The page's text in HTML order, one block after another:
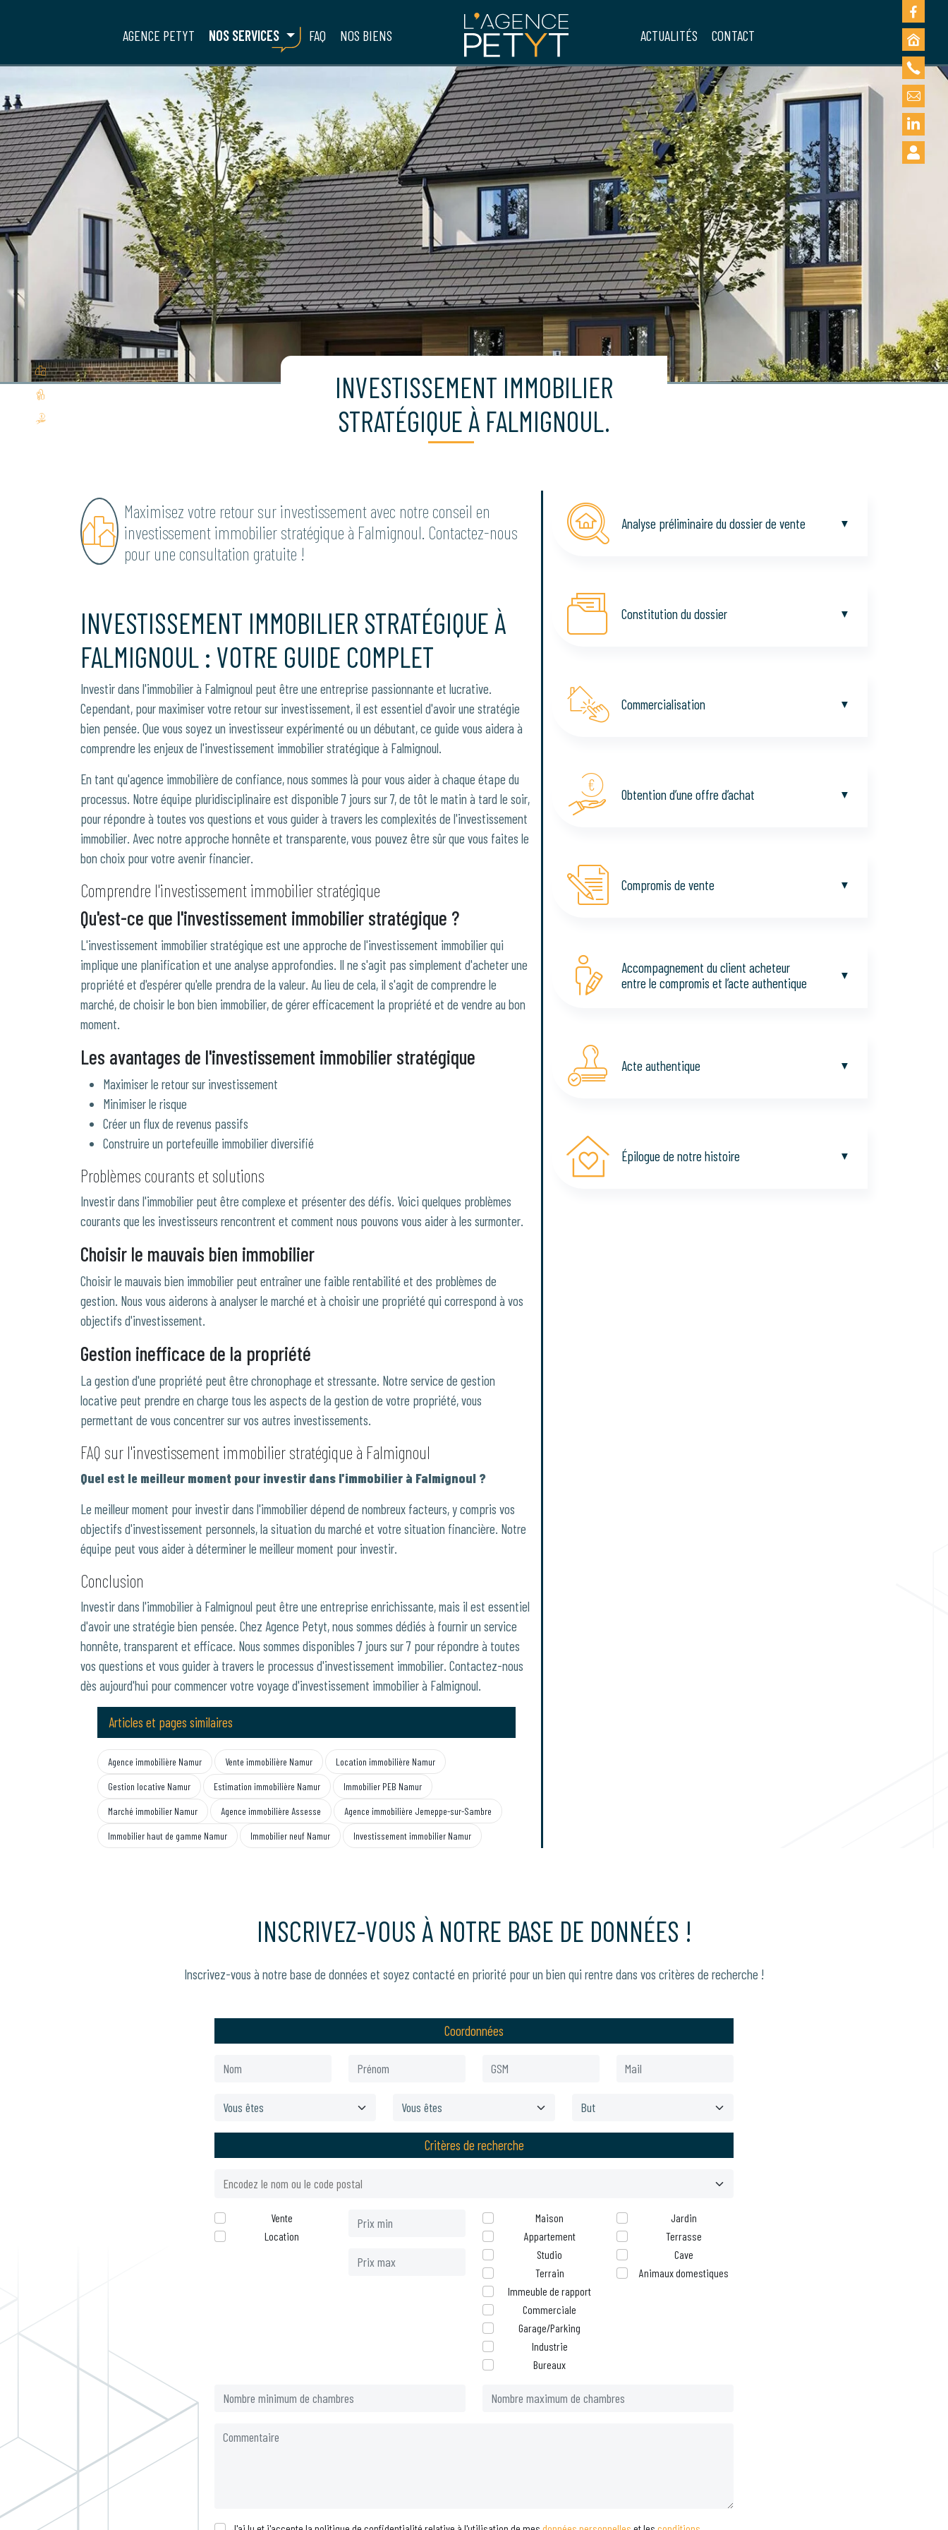
AGENCE PETYT NOS SERVICES FAQ NOS BIENS ACTUALITÉS CONTACT
INVESTISSEMENT IMMOBILIER
STRATÉGIQUE À FALMIGNOUL.
Maximisez votre retour sur investissement avec notre conseil en
investissement immobilier stratégique à Falmignoul. Contactez-nous
pour une consultation gratuite !
INVESTISSEMENT IMMOBILIER STRATÉGIQUE À
FALMIGNOUL : VOTRE GUIDE COMPLET
Investir dans l'immobilier à Falmignoul peut être une entreprise passionnante et lucrative.
Cependant, pour maximiser votre retour sur investissement, il est essentiel d'avoir une stratégie
bien pensée. Que vous soyez un investisseur expérimenté ou un débutant, ce guide vous aidera à
comprendre les enjeux de l'investissement immobilier stratégique à Falmignoul.
En tant qu'agence immobilière de confiance, nous sommes là pour vous aider à chaque étape du
processus. Notre équipe pluridisciplinaire est disponible 7 jours sur 7, de tôt le matin à tard le soir,
pour répondre à toutes vos questions et vous guider à travers les complexités de l'investissement
immobilier. Avec notre approche honnête et transparente, vous pouvez être sûr que vous faites le
bon choix pour votre avenir financier.
Comprendre l'investissement immobilier stratégique
Qu'est-ce que l'investissement immobilier stratégique ?
L'investissement immobilier stratégique est une approche de l'investissement immobilier qui
implique une planification et une analyse approfondies. Il ne s'agit pas simplement d'acheter une
propriété et d'espérer qu'elle prendra de la valeur. Au lieu de cela, il s'agit de comprendre le
marché, de choisir le bon bien immobilier, de gérer efficacement la propriété et de vendre au bon
moment.
Les avantages de l'investissement immobilier stratégique
Maximiser le retour sur investissement
Minimiser le risque
Créer un flux de revenus passifs
Construire un portefeuille immobilier diversifié
Problèmes courants et solutions
Investir dans l'immobilier peut être complexe et présenter des défis. Voici quelques problèmes
courants que les investisseurs rencontrent et comment nous pouvons vous aider à les surmonter.
Choisir le mauvais bien immobilier
Choisir le mauvais bien immobilier peut entraîner une faible rentabilité et des problèmes de
gestion. Nous vous aiderons à analyser le marché et à choisir une propriété qui correspond à vos
objectifs d'investissement.
Gestion inefficace de la propriété
La gestion d'une propriété peut être chronophage et stressante. Notre service de gestion
locative peut prendre en charge tous les aspects de la gestion de votre propriété, vous
permettant de vous concentrer sur vos autres investissements.
FAQ sur l'investissement immobilier stratégique à Falmignoul
Quel est le meilleur moment pour investir dans l'immobilier à Falmignoul ?
Le meilleur moment pour investir dans l'immobilier dépend de nombreux facteurs, y compris vos
objectifs d'investissement personnels, la situation du marché et votre situation financière. Notre
équipe peut vous aider à déterminer le meilleur moment pour investir.
Conclusion
Investir dans l'immobilier à Falmignoul peut être une entreprise enrichissante, mais il est essentiel
d'avoir une stratégie bien pensée. Chez Agence Petyt, nous sommes dédiés à fournir un service
honnête, transparent et efficace. Nous sommes disponibles 7 jours sur 7 pour répondre à toutes
vos questions et vous guider à travers le processus d'investissement immobilier. Contactez-nous
dès aujourd'hui pour commencer votre voyage d'investissement immobilier à Falmignoul.
Articles et pages similaires
Agence immobilière Namur Vente immobilière Namur Location immobilière Namur
Gestion locative Namur Estimation immobilière Namur Immobilier PEB Namur
Marché immobilier Namur Agence immobilière Assesse Agence immobilière Jemeppe-sur-Sambre
Immobilier haut de gamme Namur Immobilier neuf Namur Investissement immobilier Namur
Analyse préliminaire du dossier de vente
Constitution du dossier
Commercialisation
Obtention d’une offre d’achat
Compromis de vente
Accompagnement du client acheteur
entre le compromis et l’acte authentique
Acte authentique
Épilogue de notre histoire
INSCRIVEZ-VOUS À NOTRE BASE DE DONNÉES !
Inscrivez-vous à notre base de données et soyez contacté en priorité pour un bien qui rentre dans vos critères de recherche !
Coordonnées
Critères de recherche
Vente
Location
Maison
Appartement
Studio
Terrain
Immeuble de rapport
Commerciale
Garage/Parking
Industrie
Bureaux
Jardin
Terrasse
Cave
Animaux domestiques